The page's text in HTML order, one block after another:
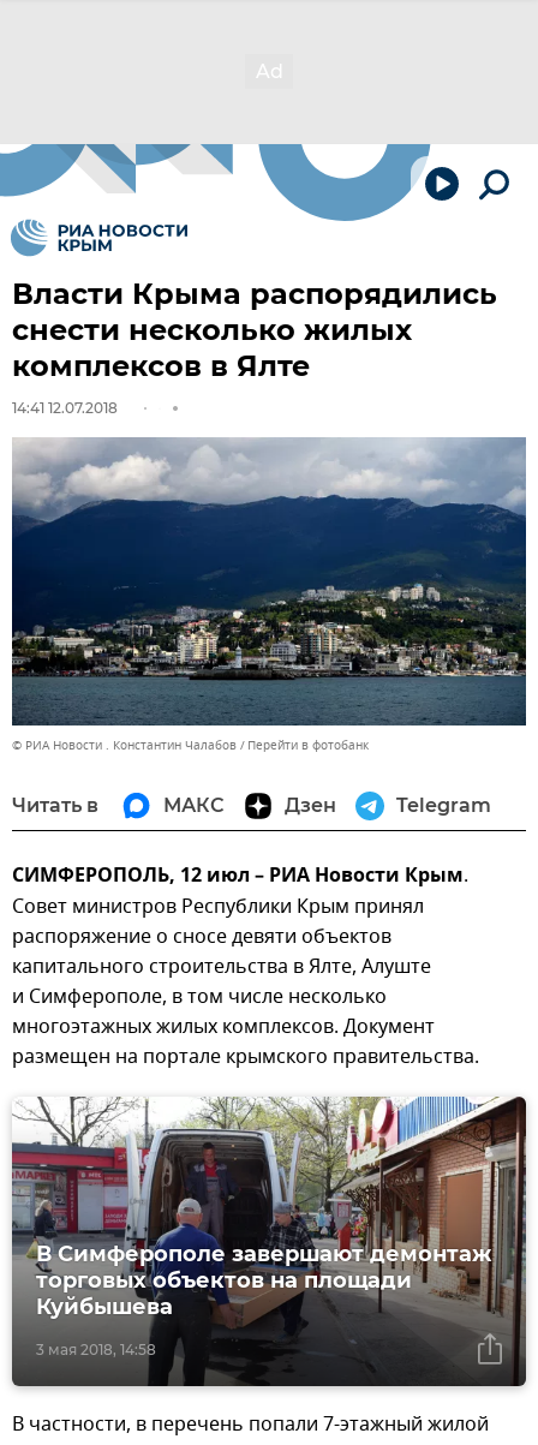
Власти Крыма распорядились
снести несколько жилых
комплексов в Ялте
14:41 12.07.2018
© РИА Новости . Константин Чалабов Перейти в фотобанк
Читать в МАКС Дзен Telegram
СИМФЕРОПОЛЬ, 12 июл – РИА Новости Крым.
Совет министров Республики Крым принял
распоряжение о сносе девяти объектов
капитального строительства в Ялте, Алуште
и Симферополе, в том числе несколько
многоэтажных жилых комплексов. Документ
размещен на портале крымского правительства.
3 мая 2018, 14:58
В Симферополе завершают демонтаж
торговых объектов на площади
Куйбышева
В частности, в перечень попали 7-этажный жилой